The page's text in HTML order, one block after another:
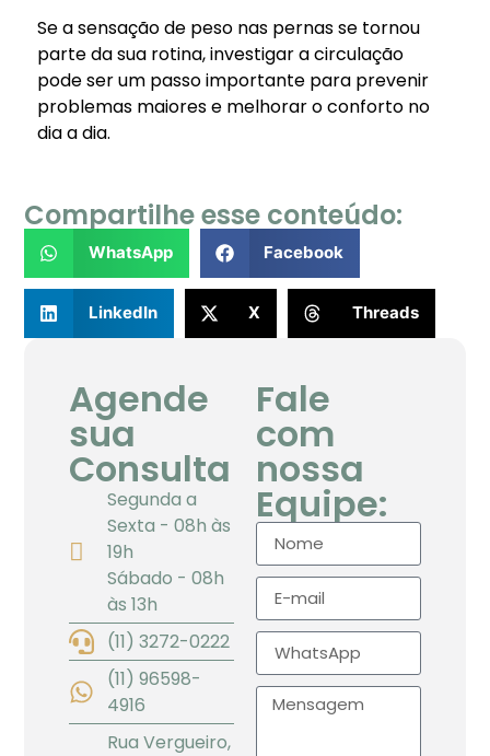
Se a sensação de peso nas pernas se tornou
parte da sua rotina, investigar a circulação
pode ser um passo importante para prevenir
problemas maiores e melhorar o conforto no
dia a dia.
Compartilhe esse conteúdo:
WhatsApp Facebook
LinkedIn X Threads
Agende
sua
Consulta
Segunda a
Sexta - 08h às
19h
Sábado - 08h
às 13h
(11) 3272-0222
(11) 96598-
4916
Rua Vergueiro,
Fale
com
nossa
Equipe: